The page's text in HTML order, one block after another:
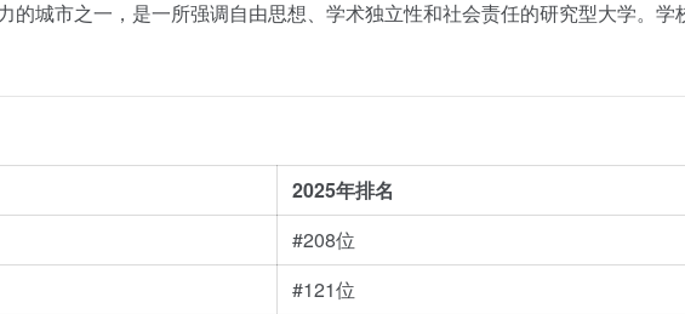
的城市之一，是一所强调自由思想、学术独立性和社会责任的研究型大学。
2025年排名
#208位
#121位